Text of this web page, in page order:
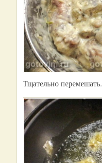
Тщательно перемешать.